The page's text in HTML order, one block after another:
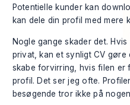
Potentielle kunder kan
kan dele din profil med mere
Nogle gange skader det.
privat, kan et synligt CV gøre
skabe forvirring, hvis filen er
profil. Det ser jeg ofte.
besøgende tror ikke på